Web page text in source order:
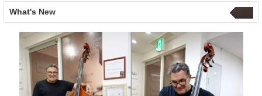
What's New